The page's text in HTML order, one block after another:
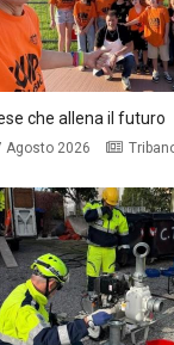
che allena il futuro
Agosto 2026